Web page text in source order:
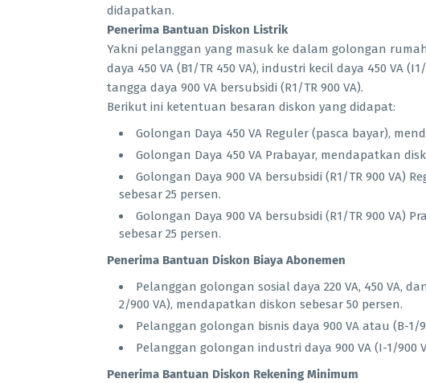
didapatkan.
Penerima Bantuan Diskon Listrik
Yakni pelanggan yang masuk ke dalam golongan rumah
daya 450 VA (B1/TR 450 VA), industri kecil daya 450 VA
tangga daya 900 VA bersubsidi (R1/TR 900 VA).
Berikut ini ketentuan besaran diskon yang didapat:
Golongan Daya 450 VA Reguler (pasca bayar),
Golongan Daya 450 VA Prabayar, mendapatkan
Golongan Daya 900 VA bersubsidi (R1/TR 900 VA)
sebesar 25 persen.
Golongan Daya 900 VA bersubsidi (R1/TR 900 VA)
sebesar 25 persen.
Penerima Bantuan Diskon Biaya Abonemen
Pelanggan golongan sosial daya 220 VA, 450 VA,
2/900 VA), mendapatkan diskon sebesar 50 persen.
Pelanggan golongan bisnis daya 900 VA atau (B-1/
Pelanggan golongan industri daya 900 VA (I-1/900
Penerima Bantuan Diskon Rekening Minimum